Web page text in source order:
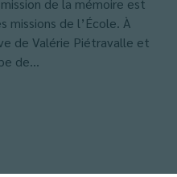
de la mémoire est
missions de l’École. À
de Valérie Piétravalle et
de...